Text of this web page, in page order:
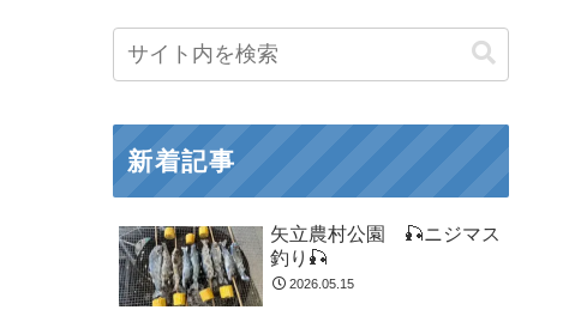
新着記事
矢立農村公園 🎣ニジマス
釣り🎣
2026.05.15